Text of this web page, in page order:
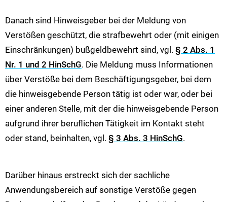
Danach sind Hinweisgeber bei der Meldung von
Verstößen geschützt, die strafbewehrt oder (mit einigen
Einschränkungen) bußgeldbewehrt sind, vgl. § 2 Abs. 1
Nr. 1 und 2 HinSchG. Die Meldung muss Informationen
über Verstöße bei dem Beschäftigungsgeber, bei dem
die hinweisgebende Person tätig ist oder war, oder bei
einer anderen Stelle, mit der die hinweisgebende Person
aufgrund ihrer beruflichen Tätigkeit im Kontakt steht
oder stand, beinhalten, vgl. § 3 Abs. 3 HinSchG.
Darüber hinaus erstreckt sich der sachliche
Anwendungsbereich auf sonstige Verstöße gegen